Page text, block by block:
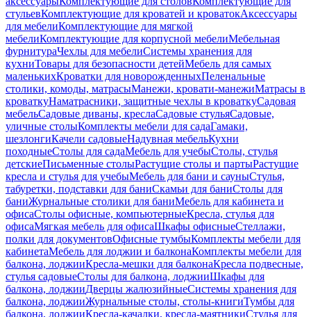
стульевКомплектующие для кроватей и кроватокАксессуары
для мебелиКомплектующие для мягкой
мебелиКомплектующие для корпусной мебелиМебельная
фурнитураЧехлы для мебелиСистемы хранения для
кухниТовары для безопасности детейМебель для самых
маленькихКроватки для новорожденныхПеленальные
столики, комоды, матрасыМанежи, кровати-манежиМатрасы в
кроваткуНаматрасники, защитные чехлы в кроваткуСадовая
мебельСадовые диваны, креслаСадовые стульяСадовые,
уличные столыКомплекты мебели для садаГамаки,
шезлонгиКачели садовыеНадувная мебельКухни
походныеСтолы для садаМебель для учебыСтолы, стулья
детскиеПисьменные столыРастущие столы и партыРастущие
кресла и стулья для учебыМебель для бани и сауныСтулья,
табуретки, подставки для баниСкамьи для баниСтолы для
баниЖурнальные столики для баниМебель для кабинета и
офисаСтолы офисные, компьютерныеКресла, стулья для
офисаМягкая мебель для офисаШкафы офисныеСтеллажи,
полки для документовОфисные тумбыКомплекты мебели для
кабинетаМебель для лоджии и балконаКомплекты мебели для
балкона, лоджииКресла-мешки для балконаКресла подвесные,
стулья садовыеСтолы для балкона, лоджииШкафы для
балкона, лоджииДверцы жалюзийныеСистемы хранения для
балкона, лоджииЖурнальные столы, столы-книгиТумбы для
балкона, лоджииКресла-качалки, кресла-маятникиСтулья для